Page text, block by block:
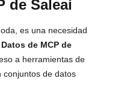
de Saleai
es una necesidad
Datos de MCP de
a herramientas de
conjuntos de datos